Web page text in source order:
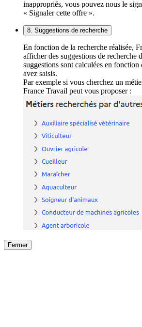
inappropriés, vous pouvez nous le
« Signaler cette offre ».
8. Suggestions de recherche
En fonction de la recherche réalisée,
afficher des suggestions de recherche
suggestions sont calculées en fonction
avez saisis.
Par exemple si vous cherchez un
France Travail peut vous proposer :
Fermer